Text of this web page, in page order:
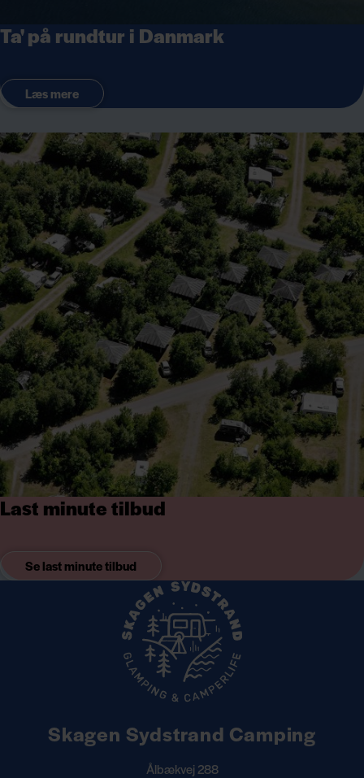
Ta' på rundtur i Danmark
Læs mere
Last minute tilbud
Se last minute tilbud
Skagen Sydstrand Camping
Ålbækvej 288